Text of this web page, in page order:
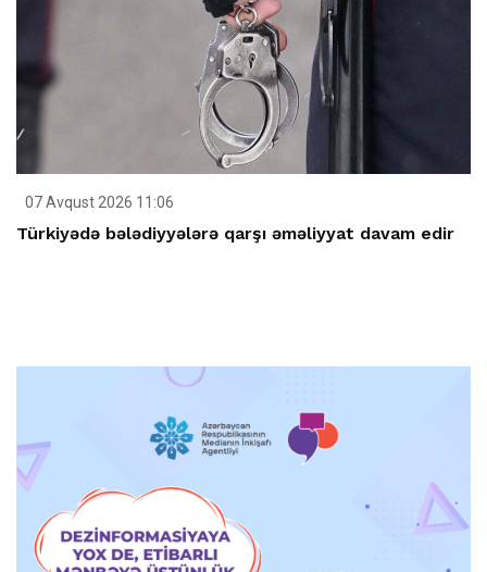
07 Avqust 2026 11:06
Türkiyədə bələdiyyələrə qarşı əməliyyat davam edir